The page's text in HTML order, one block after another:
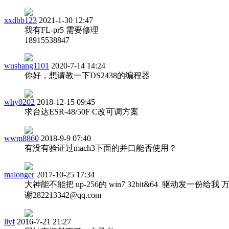
xxdbb123 2021-1-30 12:47
我有FL-pr5 需要修理
18915538847
wushang1101 2020-7-14 14:24
你好，想请教一下DS2438的编程器
why0202 2018-12-15 09:45
求台达ESR-48/50F C改可调方案
wwm8860 2018-9-9 07:40
有没有验证过mach3下面的并口能否使用？
malonger 2017-10-25 17:34
大神能不能把 up-256的 win7 32bit&64 驱动发一份给我
谢282213342@qq.com
liyf 2016-7-21 21:27